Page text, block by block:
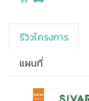
รีวิวโครงการ
แผนที่